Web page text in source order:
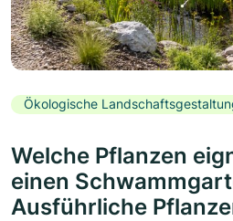
Ökologische
Welche Pflanzen
einen
Ausführliche